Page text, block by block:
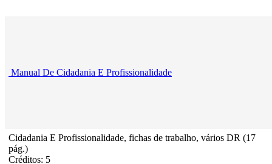
Manual De Cidadania E Profissionalidade
Cidadania E Profissionalidade, fichas de trabalho, vários DR (17
pág.)
Créditos: 5